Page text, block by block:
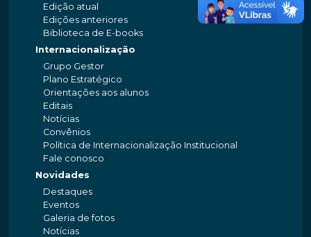
Edição atual
Edições anteriores
Biblioteca de E-books
Internacionalização
Grupo Gestor
Plano Estratégico
Orientações aos alunos
Editais
Notícias
Convênios
Política de Internacionalização Institucional
Fale conosco
Novidades
Destaques
Eventos
Galeria de fotos
Notícias